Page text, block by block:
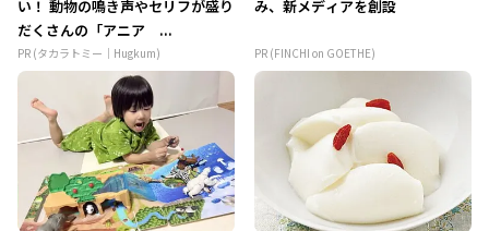
い！ 動物の鳴き声やセリフが盛り
だくさんの「アニア ...
PR (タカラトミー｜Hugkum)
み、新メディアを創設
PR (FINCHI on GOETHE)